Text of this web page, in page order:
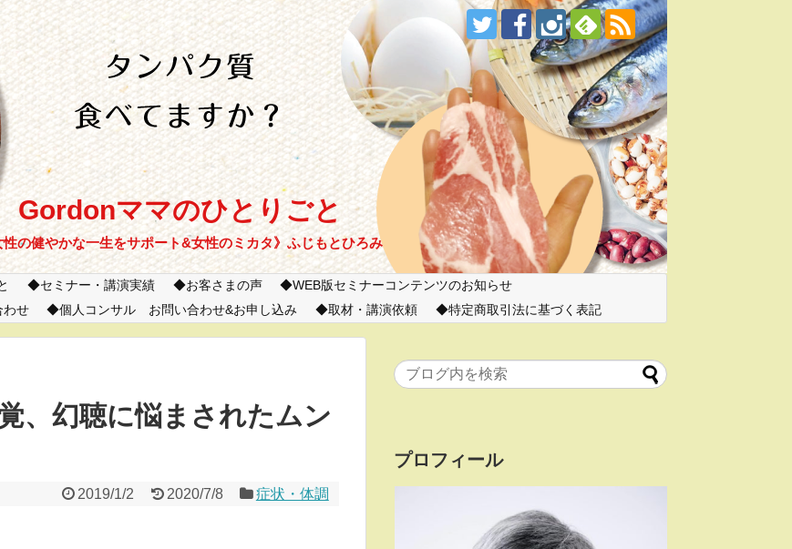
Gordonママのひとりごと
性の健やかな一生をサポート&女性のミカタ》ふじもとひろみ
セミナー・講演実績 お客さまの声
WEB版セミナーコンテンツのお知らせ
わせ
個人コンサル お問い合わせ&お申し込み 取材・講演依頼 特定商取引法に基づく表記
、幻聴に悩まされたムン
2019/1/2 2020/7/8 症状・体調
プロフィール